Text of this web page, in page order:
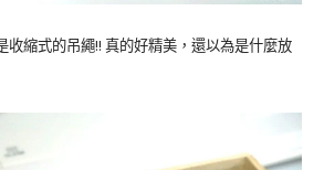
收縮式的吊繩!! 真的好精美，還以為是什麼放